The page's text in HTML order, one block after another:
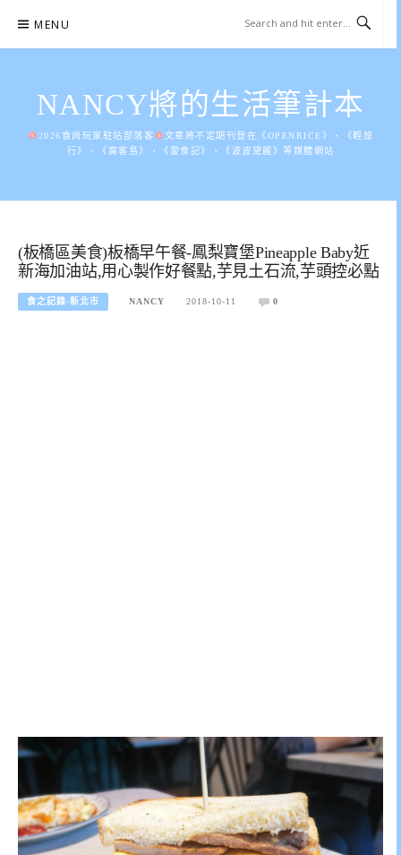
content
MENU
NANCY將的生活筆計本
2026食尚玩家駐站部落客
文章將不定期刊登在《OPENRICE》、《輕旅
行》、《窩客島》、《愛食記》、《波波黛麗》等媒體網站
(板橋區美食)板橋早午餐-鳳梨寶堡Pineapple Baby近
新海加油站,用心製作好餐點,芋見土石流,芋頭控必點
食之記錄-新北市 NANCY 2018-10-11 0